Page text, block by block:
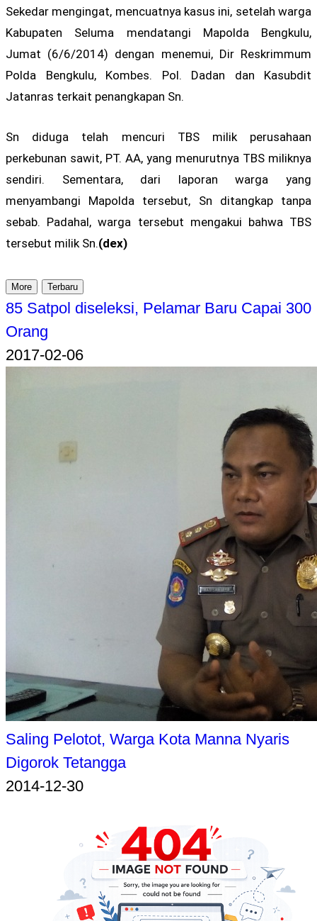
Sekedar mengingat, mencuatnya kasus ini, setelah warga
Kabupaten Seluma mendatangi Mapolda Bengkulu,
Jumat (6/6/2014) dengan menemui, Dir Reskrimmum
Polda Bengkulu, Kombes. Pol. Dadan dan Kasubdit
Jatanras terkait penangkapan Sn.
Sn diduga telah mencuri TBS milik perusahaan
perkebunan sawit, PT. AA, yang menurutnya TBS miliknya
sendiri. Sementara, dari laporan warga yang
menyambangi Mapolda tersebut, Sn ditangkap tanpa
sebab. Padahal, warga tersebut mengakui bahwa TBS
tersebut milik Sn.(dex)
More Terbaru
85 Satpol diseleksi, Pelamar Baru Capai 300
Orang
2017-02-06
Saling Pelotot, Warga Kota Manna Nyaris
Digorok Tetangga
2014-12-30